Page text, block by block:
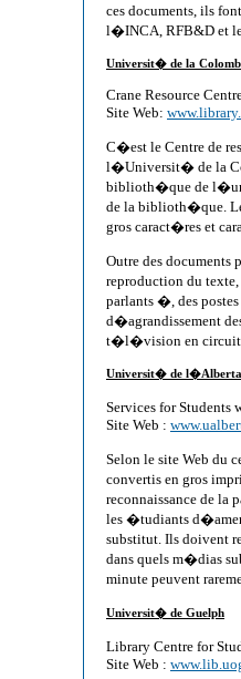
ces documents, ils
l�INCA, RFB&D et
Universit� de la
Crane Resource
Site Web:
C�est le Centre de
l�Universit� de la
biblioth�que de
de la biblioth�que.
gros caract�res et
Outre des
reproduction du
parlants �, des
d�agrandissement
t�l�vision en circuit
Universit� de l�Alberta
Services for
Site Web :
Selon le site Web du
convertis en gros
reconnaissance de la
les �tudiants
substitut. Ils doivent
dans quels m�dias
minute peuvent
Universit� de Guelph
Library Centre for
Site Web :